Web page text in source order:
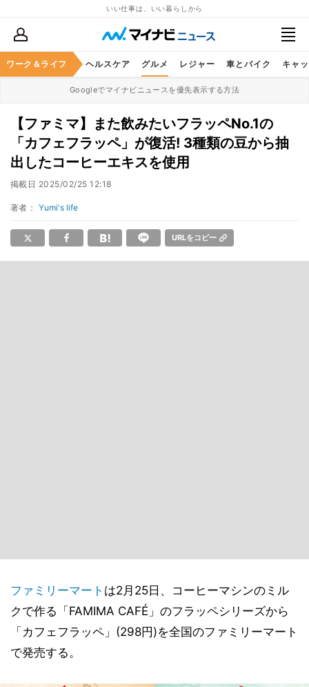
いい仕事は、いい暮らしから
ワーク＆ライフ
マネー 暮らし ヘルスケア グルメ レジャー 車とバイク キャ
Googleでマイナビニュースを優先表示する方法
【ファミマ】また飲みたいフラッペNo.1の
「カフェフラッペ」が復活! 3種類の豆から抽
出したコーヒーエキスを使用
掲載日 2025/02/25 12:18
著者： Yumi's life
URLをコピー
ファミリーマート は2月25日、コーヒーマシンのミル
クで作る「FAMIMA CAFÉ」のフラッペシリーズから
「カフェフラッペ」(298円)を全国のファミリーマート
で発売する。